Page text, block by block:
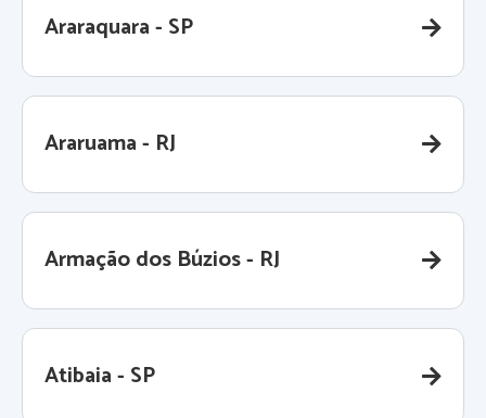
Araraquara - SP
Araruama - RJ
Armação dos Búzios - RJ
Atibaia - SP